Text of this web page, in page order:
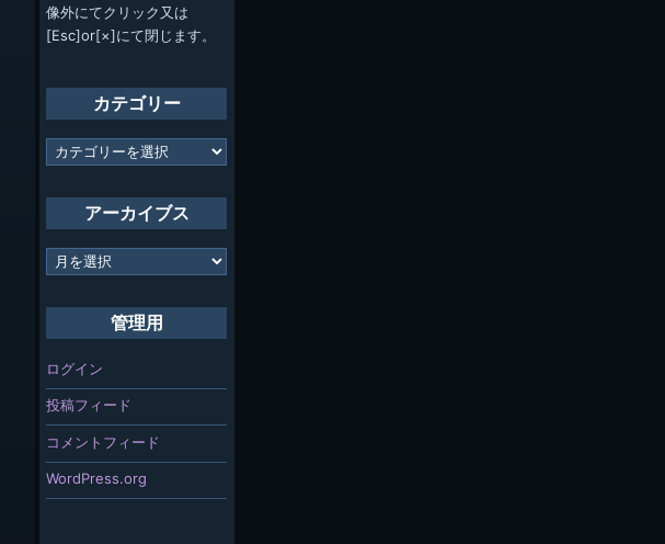
像外にてクリック又は
[Esc]or[×]にて閉じます。
カテゴリー
カ
テ
ー
アーカイブス
ア
ー
管理用
ログイン
投稿フィード
コメントフィード
WordPress.org